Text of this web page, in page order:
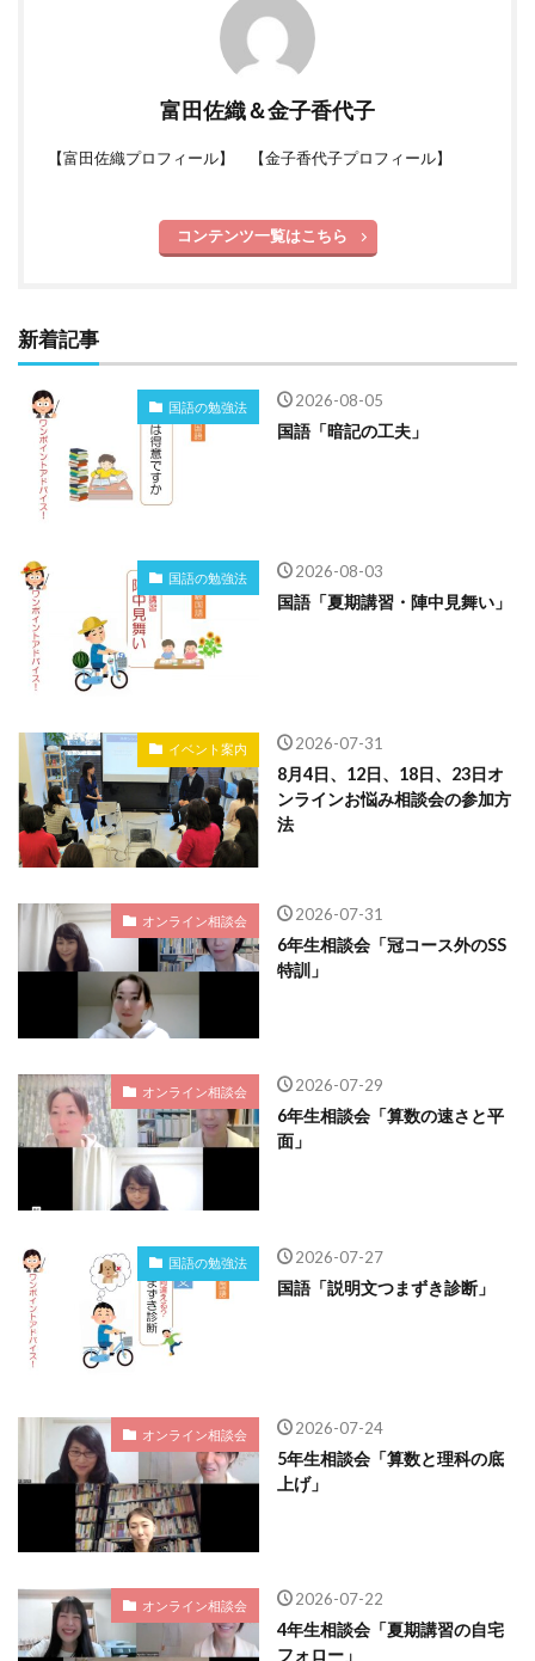
富田佐織＆金子香代子
【富田佐織プロフィール】 【金子香代子プロフィール】
コンテンツ一覧はこちら
新着記事
国語の勉強法 2026-08-05
国語「暗記の工夫」
国語の勉強法 2026-08-03
国語「夏期講習・陣中見舞い」
イベント案内 2026-07-31
8月4日、12日、18日、23日オ
ンラインお悩み相談会の参加方
法
オンライン相談会 2026-07-31
6年生相談会「冠コース外のSS
特訓」
オンライン相談会 2026-07-29
6年生相談会「算数の速さと平
面」
国語の勉強法 2026-07-27
国語「説明文つまずき診断」
オンライン相談会 2026-07-24
5年生相談会「算数と理科の底
上げ」
オンライン相談会 2026-07-22
4年生相談会「夏期講習の自宅
フォロー」